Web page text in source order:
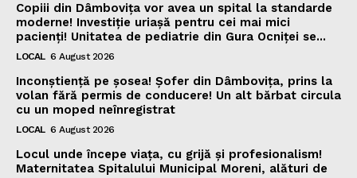
Copiii din Dâmbovița vor avea un spital la standarde
moderne! Investiție uriașă pentru cei mai mici
pacienți! Unitatea de pediatrie din Gura Ocniței se...
LOCAL 6 August 2026
Inconștiență pe șosea! Șofer din Dâmbovița, prins la
volan fără permis de conducere! Un alt bărbat circula
cu un moped neînregistrat
LOCAL 6 August 2026
Locul unde începe viața, cu grijă și profesionalism!
Maternitatea Spitalului Municipal Moreni, alături de